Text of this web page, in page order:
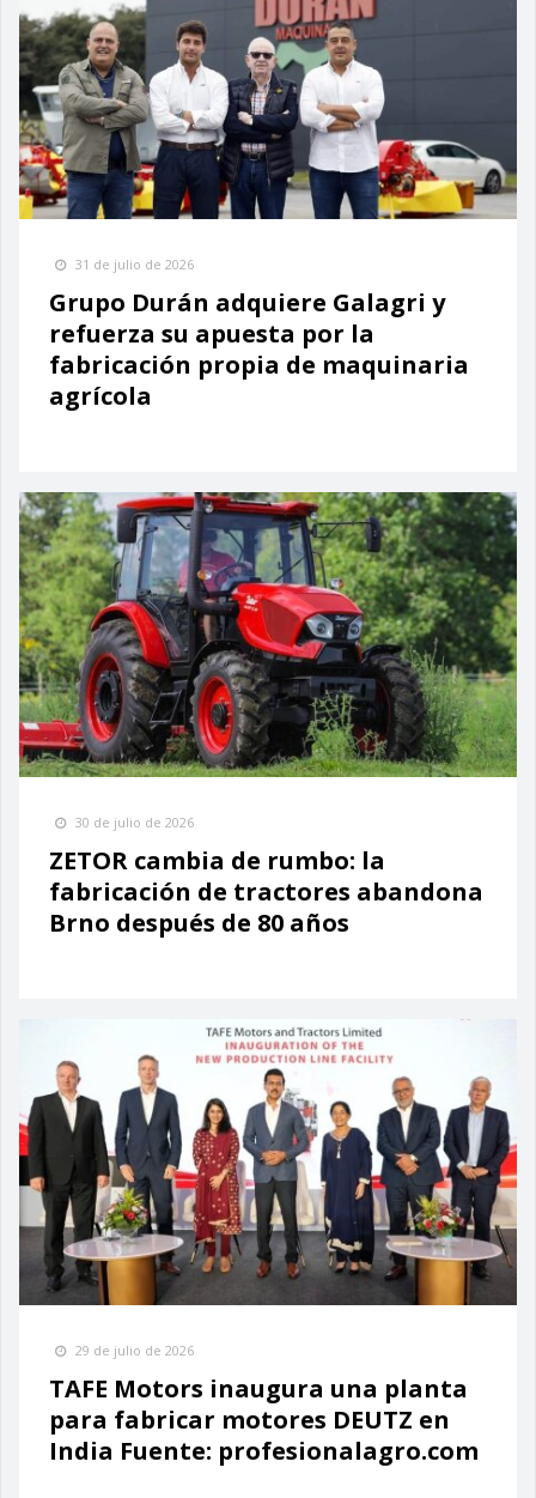
31 de julio de 2026
Grupo Durán adquiere Galagri y
refuerza su apuesta por la
fabricación propia de maquinaria
agrícola
30 de julio de 2026
ZETOR cambia de rumbo: la
fabricación de tractores abandona
Brno después de 80 años
29 de julio de 2026
TAFE Motors inaugura una planta
para fabricar motores DEUTZ en
India Fuente: profesionalagro.com